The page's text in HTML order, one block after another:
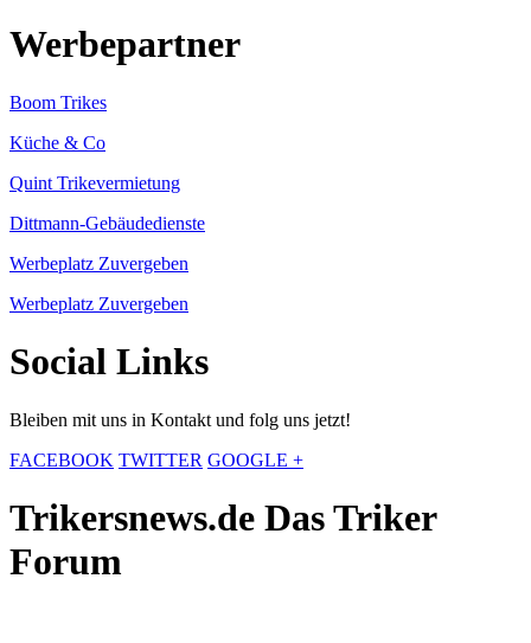
Werbepartner
Boom Trikes
Küche & Co
Quint Trikevermietung
Dittmann-Gebäudedienste
Werbeplatz Zuvergeben
Werbeplatz Zuvergeben
Social Links
Bleiben mit uns in Kontakt und folg uns jetzt!
FACEBOOK TWITTER GOOGLE +
Trikersnews.de Das Triker
Forum